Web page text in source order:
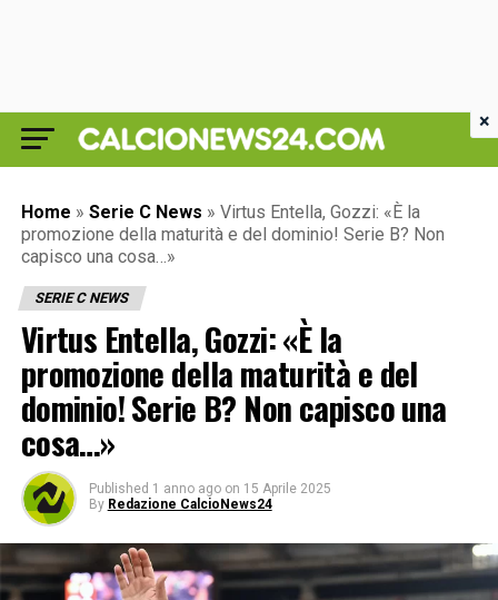
Home » Serie C News » Virtus Entella, Gozzi: «È la
promozione della maturità e del dominio! Serie B? Non
capisco una cosa…»
SERIE C NEWS
Virtus Entella, Gozzi: «È la
promozione della maturità e del
dominio! Serie B? Non capisco una
cosa…»
Published 1 anno ago on 15 Aprile 2025
By Redazione CalcioNews24
×